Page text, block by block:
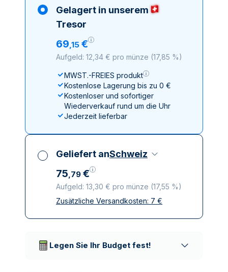
Gelagert in unserem
Tresor
69,15 €
Aufgeld: 12,34 € pro münze (17,85 %)
MWST.-FREIES produkt
Kostenlose Lagerung bis zu 0 €
Kostenloser und sofortiger
Wiederverkauf rund um die Uhr
Jederzeit lieferbar
Geliefert anSchweiz
75,79 €
Aufgeld: 13,30 € pro münze (17,55 %)
Alle Steuern inbegriffen
Zusätzliche Versandkosten: 7 €
Legen Sie Ihr Budget fest!